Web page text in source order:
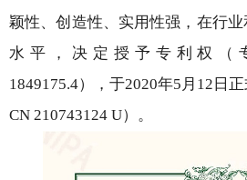
颖性、创造性、实用性强，在行
水平，决定授予专利权（
1849175.4），于2020年5月12日
CN 210743124 U）。